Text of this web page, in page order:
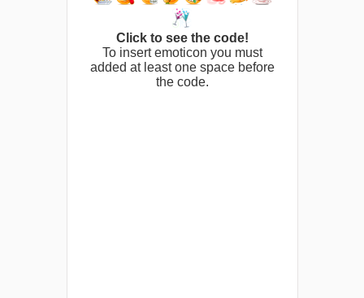
Click to see the code!
To insert emoticon you must
added at least one space before
the code.